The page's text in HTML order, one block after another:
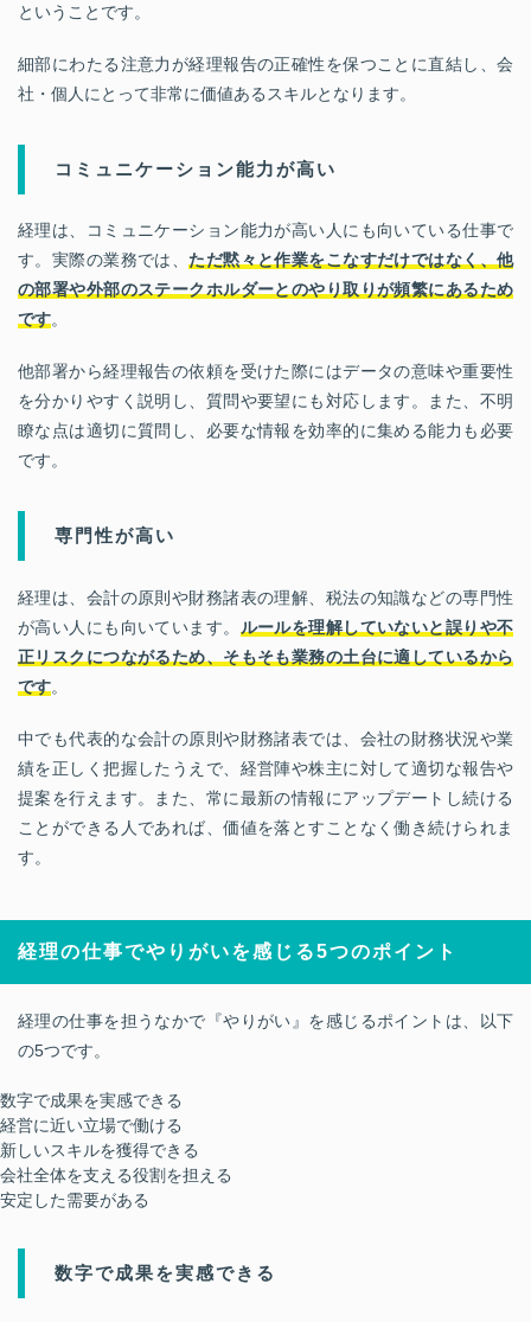
ということです。
細部にわたる注意力が経理報告の正確性を保つことに直結し、会
社・個人にとって非常に価値あるスキルとなります。
コミュニケーション能力が高い
経理は、コミュニケーション能力が高い人にも向いている仕事で
す。実際の業務では、ただ黙々と作業をこなすだけではなく、他
の部署や外部のステークホルダーとのやり取りが頻繁にあるため
です。
他部署から経理報告の依頼を受けた際にはデータの意味や重要性
を分かりやすく説明し、質問や要望にも対応します。また、不明
瞭な点は適切に質問し、必要な情報を効率的に集める能力も必要
です。
専門性が高い
経理は、会計の原則や財務諸表の理解、税法の知識などの専門性
が高い人にも向いています。 ルールを理解していないと誤りや不
正リスクにつながるため、そもそも業務の土台に適しているから
です。
中でも代表的な会計の原則や財務諸表では、会社の財務状況や業
績を正しく把握したうえで、経営陣や株主に対して適切な報告や
提案を行えます。また、常に最新の情報にアップデートし続ける
ことができる人であれば、価値を落とすことなく働き続けられま
す。
経理の仕事でやりがいを感じる5つのポイント
経理の仕事を担うなかで『やりがい』を感じるポイントは、以下
の5つです。
数字で成果を実感できる
経営に近い立場で働ける
新しいスキルを獲得できる
会社全体を支える役割を担える
安定した需要がある
数字で成果を実感できる